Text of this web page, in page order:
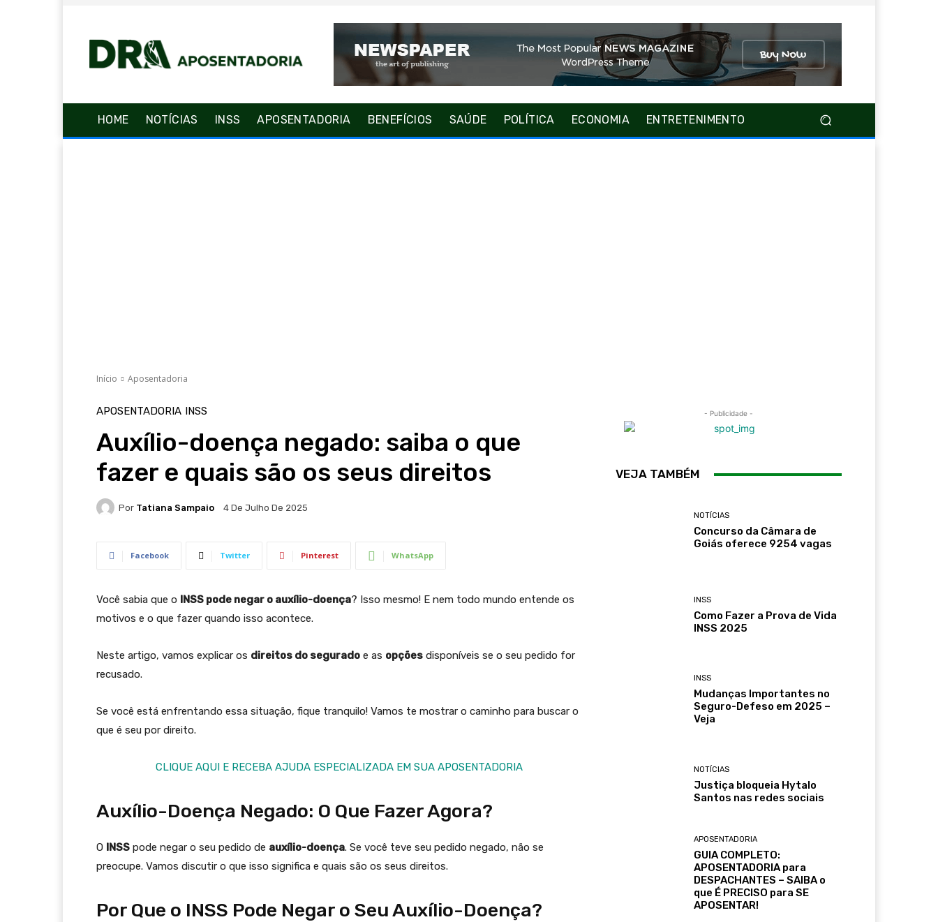
HOME NOTÍCIAS INSS APOSENTADORIA BENEFÍCIOS SAÚDE POLÍTICA ECONOMIA ENTRETENIMENTO
Início Aposentadoria
APOSENTADORIA INSS
Auxílio-doença negado: saiba o que
fazer e quais são os seus direitos
Por Tatiana Sampaio 4 De Julho De 2025
Facebook Twitter Pinterest WhatsApp
Você sabia que o INSS pode negar o auxílio-doença? Isso mesmo! E nem todo mundo entende os
motivos e o que fazer quando isso acontece.
Neste artigo, vamos explicar os direitos do segurado e as opções disponíveis se o seu pedido for
recusado.
Se você está enfrentando essa situação, fique tranquilo! Vamos te mostrar o caminho para buscar o
que é seu por direito.
CLIQUE AQUI E RECEBA AJUDA ESPECIALIZADA EM SUA APOSENTADORIA
Auxílio-Doença Negado: O Que Fazer Agora?
O INSS pode negar o seu pedido de auxílio-doença. Se você teve seu pedido negado, não se
preocupe. Vamos discutir o que isso significa e quais são os seus direitos.
Por Que o INSS Pode Negar o Seu Auxílio-Doença?
- Publicidade -
VEJA TAMBÉM
NOTÍCIAS
Concurso da Câmara de
Goiás oferece 9254 vagas
INSS
Como Fazer a Prova de Vida
INSS 2025
INSS
Mudanças Importantes no
Seguro-Defeso em 2025 –
Veja
NOTÍCIAS
Justiça bloqueia Hytalo
Santos nas redes sociais
APOSENTADORIA
GUIA COMPLETO:
APOSENTADORIA para
DESPACHANTES – SAIBA o
que É PRECISO para SE
APOSENTAR!